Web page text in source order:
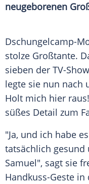
neugeborenen
Dschungelcamp-
stolze Großtante.
sieben der TV-
legte sie nun nach
Holt mich hier
süßes Detail zum
"Ja, und ich habe
tatsächlich
Samuel", sagt sie
Handkuss-Geste in